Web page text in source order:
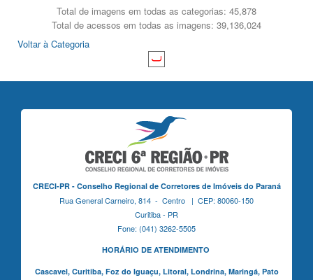
Total de imagens em todas as categorias: 45,878
Total de acessos em todas as imagens: 39,136,024
Voltar à Categoria
CRECI-PR - Conselho Regional de Corretores de Imóveis do Paraná
Rua General Carneiro, 814 - Centro | CEP: 80060-150
Curitiba - PR
Fone: (041) 3262-5505
HORÁRIO DE ATENDIMENTO
Cascavel, Curitiba,Foz do Iguaçu, Litoral, Londrina, Maringá, Pato